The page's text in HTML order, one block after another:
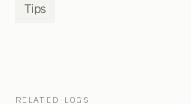
Tips
RELATED LOGS